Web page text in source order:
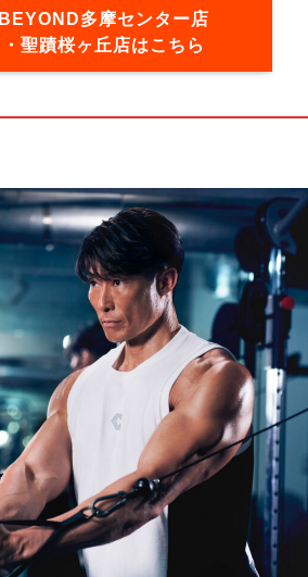
BEYOND多摩センター店
・聖蹟桜ヶ丘店はこちら